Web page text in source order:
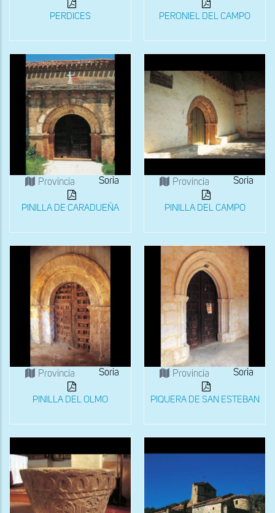
PERDICES PERONIEL DEL CAMPO
Provincia Soria
PINILLA DE CARADUEÑA
Provincia Soria
PINILLA DEL CAMPO
Provincia Soria
PINILLA DEL OLMO
Provincia Soria
PIQUERA DE SAN ESTEBAN